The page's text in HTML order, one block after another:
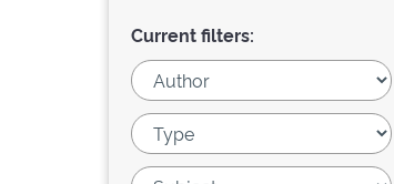
Current filters: